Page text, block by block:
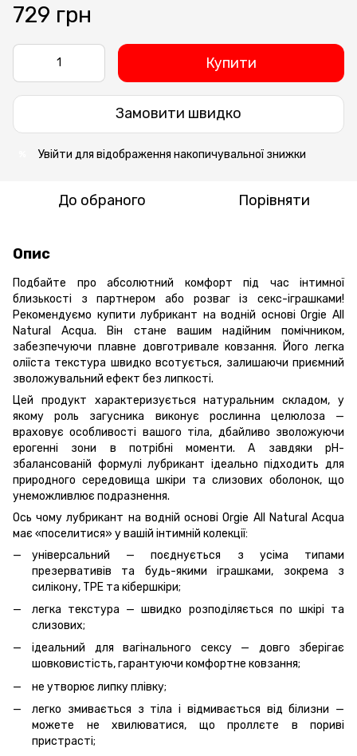
729 грн
Купити
Замовити швидко
Увійти для відображення накопичувальної знижки
До обраного Порівняти
Опис
Подбайте про абсолютний комфорт під час інтимної
близькості з партнером або розваг із секс-іграшками!
Рекомендуємо купити лубрикант на водній основі Orgie All
Natural Acqua. Він стане вашим надійним помічником,
забезпечуючи плавне довготривале ковзання. Його легка
оліїста текстура швидко всотується, залишаючи приємний
зволожувальний ефект без липкості.
Цей продукт характеризується натуральним складом, у
якому роль загусника виконує рослинна целюлоза —
враховує особливості вашого тіла, дбайливо зволожуючи
ерогенні зони в потрібні моменти. А завдяки pH-
збалансованій формулі лубрикант ідеально підходить для
природного середовища шкіри та слизових оболонок, що
унеможливлює подразнення.
Ось чому лубрикант на водній основі Orgie All Natural Acqua
має «поселитися» у вашій інтимній колекції:
універсальний — поєднується з усіма типами
презервативів та будь-якими іграшками, зокрема з
силікону, TPE та кібершкіри;
легка текстура — швидко розподіляється по шкірі та
слизових;
ідеальний для вагінального сексу — довго зберігає
шовковистість, гарантуючи комфортне ковзання;
не утворює липку плівку;
легко змивається з тіла і відмивається від білизни —
можете не хвилюватися, що проллєте в пориві
пристрасті;